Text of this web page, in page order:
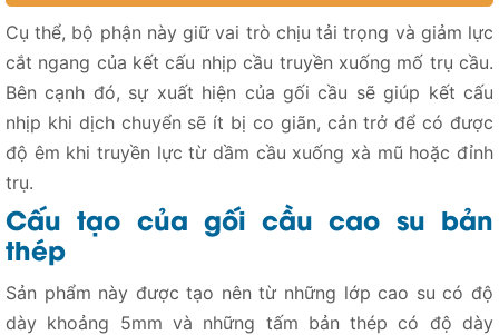
Cụ thể, bộ phận này giữ vai trò chịu tải trọng và giảm lực
cắt ngang của kết cấu nhịp cầu truyền xuống mố trụ cầu.
Bên cạnh đó, sự xuất hiện của gối cầu sẽ giúp kết cấu
nhịp khi dịch chuyển sẽ ít bị co giãn, cản trở để có được
độ êm khi truyền lực từ dầm cầu xuống xà mũ hoặc đỉnh
trụ.
Cấu tạo của gối cầu cao su bản
thép
Sản phẩm này được tạo nên từ những lớp cao su có độ
dày khoảng 5mm và những tấm bản thép có độ dày